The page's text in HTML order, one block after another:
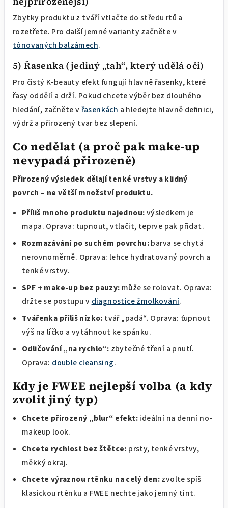
Zbytky produktu z tváří vtlačte do středu rtů a
rozetřete. Pro další jemné varianty začněte v
tónovaných balzámech.
5) Řasenka (jediný „tah“, který udělá oči)
Pro čistý K-beauty efekt fungují hlavně řasenky, které
řasy oddělí a drží. Pokud chcete výběr bez dlouhého
hledání, začněte vřasenkách a hledejte hlavně definici,
výdrž a přirozený tvar bez slepení.
Co nedělat (a proč pak make-up
nevypadá přirozeně)
Přirozený výsledek dělají tenké vrstvy a klidný
povrch – ne větší množství produktu.
Příliš mnoho produktu najednou:výsledkem je
mapa. Oprava: ťupnout, vtlačit, teprve pak přidat.
Rozmazávání po suchém povrchu:barva se chytá
nerovnoměrně. Oprava: lehce hydratovaný povrch a
tenké vrstvy.
SPF + make-up bez pauzy: může se rolovat. Oprava:
držte se postupu v diagnostice žmolkování.
Tvářenka příliš nízko: tvář „padá“. Oprava: ťupnout
výš na líčko a vytáhnout ke spánku.
Odličování „na rychlo“: zbytečné tření a pnutí.
Oprava: double cleansing.
Kdy je FWEE nejlepší volba (a kdy
zvolit jiný typ)
Chcete přirozený „blur“ efekt:ideální na denní no-
makeup look.
Chcete rychlost bez štětce: prsty, tenké vrstvy,
měkký okraj.
Chcete výraznou rtěnku na celý den:zvolte spíš
klasickou rtěnku a FWEE nechte jako jemný tint.